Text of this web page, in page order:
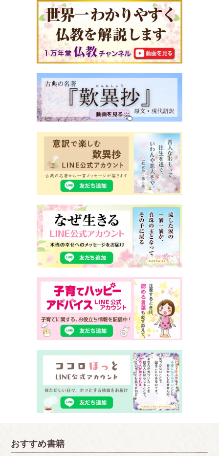
～最終目標までのステップを
細かく設定してみましょう
・本当に、ほめるところがないでしょうか？
・ほめる場面は、こんなにいっぱい
10 「わかってるよ！」と反発する、子どもの気持ち
を生かす方法
・子どものプランに耳を傾ける
・やる気の芽を摘まない言葉がけ
11 なかなか任せられないお母さんへ。
「子どもの力を借りる」という発想
・子どものやるべきことを取り上げていませんか？
・任せるときの新発想で、自立心を育む
12 叱られすぎている子どもたち
～昔のほうが厳しく叱られていた、
という人がありますが、それは間違っています
・きっぱりした言い方で、じゅうぶん伝わります
・叱るとは、相手を思いやり、正しい行動に向かわせ
・「手のかからない、いい子」は心配
13 叱られ続けると、子どもはウソをつき、
約束を破るようになります
・心配な行動が改まらない理由
・自分の気持ちを素直に話せる親子関係を
・叱ってもヘラヘラしているので、しつこく怒ってし
「やられたらやり返せ！」と言ってしまいます
おすすめ書籍